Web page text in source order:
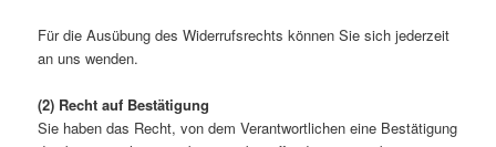
Für die Ausübung des Widerrufsrechts können Sie sich jederzeit
an uns wenden.
(2) Recht auf Bestätigung
Sie haben das Recht, von dem Verantwortlichen eine Bestätigung